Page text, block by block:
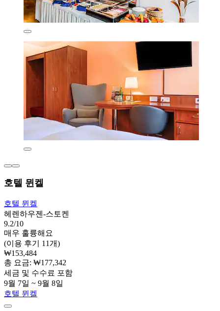
호텔 뮌켈
호텔 뮌켈
헤렌하우젠-스토켄
9.2/10
매우 훌륭해요
(이용 후기 11개)
₩153,484
총 요금: ₩177,342
세금 및 수수료 포함
9월 7일 ~ 9월 8일
호텔 뮌켈